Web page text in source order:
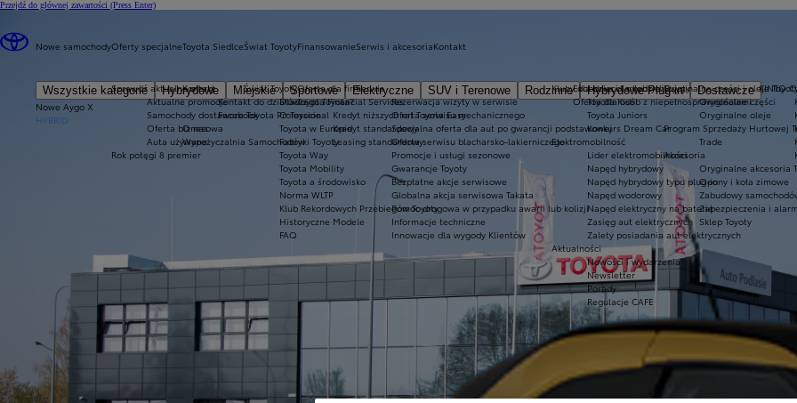
Przejdź do głównej zawartości (Press Enter)
Nowe samochody
Wszystkie kategorie Hybrydowe Miejskie Sportowe Elektryczne SUV i Terenowe Rodzinne Hybrydowe Plug-in
Dostawcze
Nowe Aygo X
HYBRID
Oferty specjalne
Sprawdź aktualne oferty
Aktualne promocje
Samochody dostawcze Toyota Professional
Oferta biznesowa
Auta używane
Rok potęgi 8 premier
Ekobonus dla hybryd Toyoty
Oferta dla osób z niepełnosprawnościami
Toyota Siedlce
Kontakt
Kontakt do działów
Facebook
O nas
Wypożyczalnia Samochodów
Świat Toyoty
Świat Toyoty
Dlaczego Toyota?
O Toyocie
Toyota w Europie
Fabryki Toyoty
Toyota Way
Toyota Mobility
Toyota a środowisko
Norma WLTP
Klub Rekordowych Przebiegów Toyoty
Historyczne Modele
FAQ
Kluby dla dzieci i młodzieży
Toyota Kids
Toyota Juniors
Konkurs Dream Car
Elektromobilność
Lider elektromobilności
Napęd hybrydowy
Napęd hybrydowy typu plug-in
Napęd wodorowy
Napęd elektryczny na baterię
Zasięg aut elektrycznych
Zalety posiadania aut elektrycznych
Aktualności
Nowości i wydarzenia
Newsletter
Porady
Regulacje CAFE
Finansowanie
Oferta dla firm
Toyota Financial Services
Kredyt niższych rat Toyota Easy
Kredyt standardowy
Leasing standardowy
KINTO
Serwis i akcesoria
Serwis
Rezerwacja wizyty w serwisie
Oferta serwisu mechanicznego
Specjalna oferta dla aut po gwarancji podstawowej
Oferta serwisu blacharsko-lakierniczego
Promocje i usługi sezonowe
Gwarancje Toyoty
Bezpłatne akcje serwisowe
Globalna akcja serwisowa Takata
Pomoc drogowa w przypadku awarii lub kolizji
Informacje techniczne
Innowacje dla wygody Klientów
Oryginalne części i oleje
Oryginalne części
Oryginalne oleje
Program Sprzedaży Hurtowej
Trade
Akcesoria
Oryginalne akcesoria
Opony i koła zimowe
Zabudowy
Zabezpieczenia i
Sklep Toyoty
Kontakt